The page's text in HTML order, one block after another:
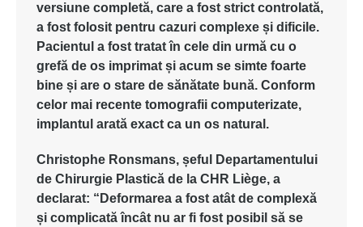
versiune completă, care a fost strict controlată,
a fost folosit pentru cazuri complexe și dificile.
Pacientul a fost tratat în cele din urmă cu o
grefă de os imprimat și acum se simte foarte
bine și are o stare de sănătate bună. Conform
celor mai recente tomografii computerizate,
implantul arată exact ca un os natural.
Christophe Ronsmans, șeful
Departamentului
de Chirurgie Plastică de la CHR Liège, a
declarat: “ Deformarea a fost atât de complexă
și complicată încât nu ar fi fost posibil să se